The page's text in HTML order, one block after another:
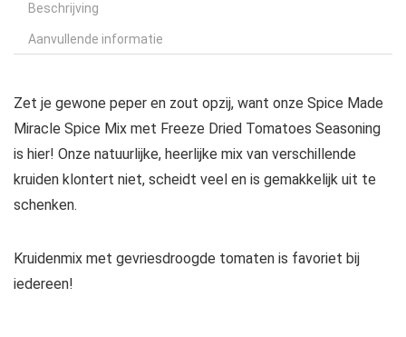
Beschrijving
Aanvullende informatie
Zet je gewone peper en zout opzij, want onze Spice Made
Miracle Spice Mix met Freeze Dried Tomatoes Seasoning
is hier! Onze natuurlijke, heerlijke mix van verschillende
kruiden klontert niet, scheidt veel en is gemakkelijk uit te
schenken.
Kruidenmix met gevriesdroogde tomaten is favoriet bij
iedereen!